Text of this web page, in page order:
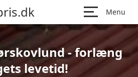
Menu
- forlæng
levetid!